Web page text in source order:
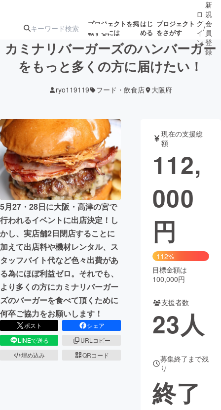
プロジェクトを掲
載するには
はじ
める
プロジェクト
をさがす
ターン
ジェクト
募集終了が近いプ
ロジェクト
アート・写真 音楽
テクノロジー・ガジェット ゲーム・サ
映像・映画
ビジネス・起業
まちづくり・地域活性化
CAMPFIRE for Social Good
CAMPFIRE Creation
CAMPFIREふるさと納税machi-ya コミュニティ
ロ
グ
イ
ン
/
新
規
会
員
登
録
カミナリバーガーズのハンバーガー
をもっと多くの方に届けたい！
ryo119119 フード・飲食店 大阪府
5月27・28日に大阪・高津の宮で
行われるイベントに出店決定！し
かし、実店舗2日閉店することに
加えて出店料や機材レンタル、ス
タッフバイト代など色々出費があ
る為にほぼ利益ゼロ。それでも、
より多くの方にカミナリバーガー
ズのバーガーを食べて頂くために
何卒ご協力をお願いします！
ポスト
シェア
LINEで送る
URLコピー
埋め込み
QRコード
現在の支援総
額
112,
000
円
112%
目標金額は
100,000円
支援者数
23人
募集終了まで残
り
終了